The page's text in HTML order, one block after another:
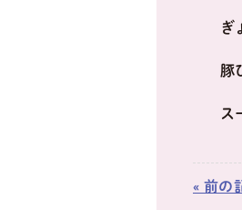
ぎ
豚
ス
« 前の